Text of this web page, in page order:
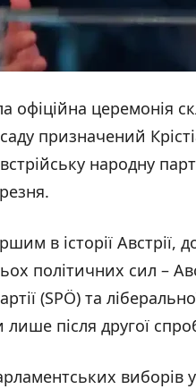
офіційна церемонія
призначений
народну
в історії Австрії,
політичних сил –
(SPÖ) та
лише після другої
виборів